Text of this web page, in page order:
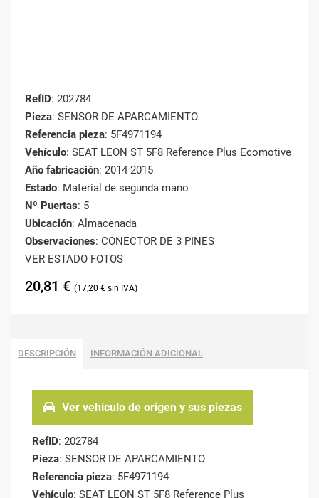
RefID: 202784
Pieza: SENSOR DE APARCAMIENTO
Referencia pieza: 5F4971194
Vehículo: SEAT LEON ST 5F8 Reference Plus Ecomotive
Año fabricación: 2014 2015
Estado: Material de segunda mano
Nº Puertas: 5
Ubicación: Almacenada
Observaciones: CONECTOR DE 3 PINES
VER ESTADO FOTOS
20,81 € 17,20 €
DESCRIPCIÓN INFORMACIÓN ADICIONAL
Ver vehículo de origen y sus piezas
RefID: 202784
Pieza: SENSOR DE APARCAMIENTO
Referencia pieza: 5F4971194
Vehículo: SEAT LEON ST 5F8 Reference Plus